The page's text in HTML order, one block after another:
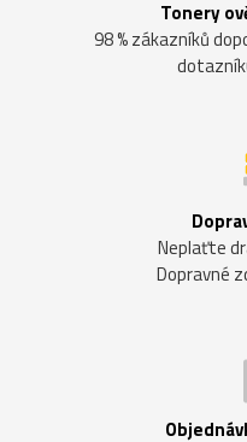
Tonery
98 % zákazníků
Neplaťte
Dopravné